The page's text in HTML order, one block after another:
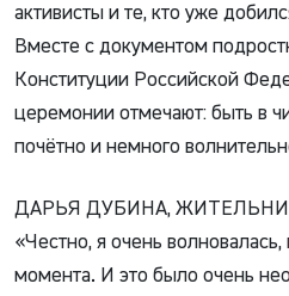
активисты и те, кто уже
Вместе с документом
Конституции Российской
церемонии отмечают: быть в
почётно и немного
ДАРЬЯ ДУБИНА,
«Честно, я очень
момента. И это было очень